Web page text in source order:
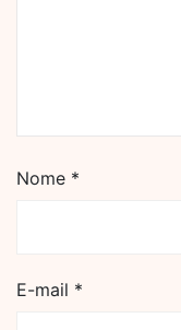
Nome *
E-mail *